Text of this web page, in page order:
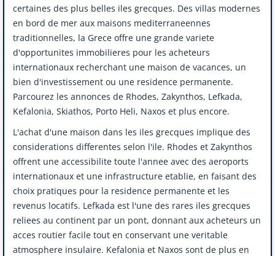
certaines des plus belles iles grecques. Des villas modernes
en bord de mer aux maisons mediterraneennes
traditionnelles, la Grece offre une grande variete
d'opportunites immobilieres pour les acheteurs
internationaux recherchant une maison de vacances, un
bien d'investissement ou une residence permanente.
Parcourez les annonces de Rhodes, Zakynthos, Lefkada,
Kefalonia, Skiathos, Porto Heli, Naxos et plus encore.
L'achat d'une maison dans les iles grecques implique des
considerations differentes selon l'ile. Rhodes et Zakynthos
offrent une accessibilite toute l'annee avec des aeroports
internationaux et une infrastructure etablie, en faisant des
choix pratiques pour la residence permanente et les
revenus locatifs. Lefkada est l'une des rares iles grecques
reliees au continent par un pont, donnant aux acheteurs un
acces routier facile tout en conservant une veritable
atmosphere insulaire. Kefalonia et Naxos sont de plus en